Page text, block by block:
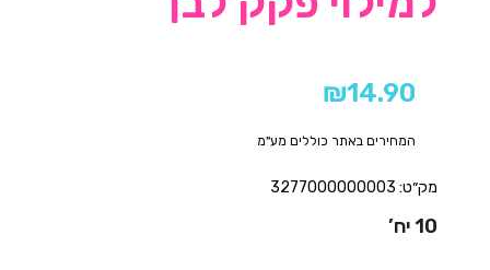
₪14.90
המחירים באתר כוללים מע"מ
מק״ט: 3277000000003
10 יח’